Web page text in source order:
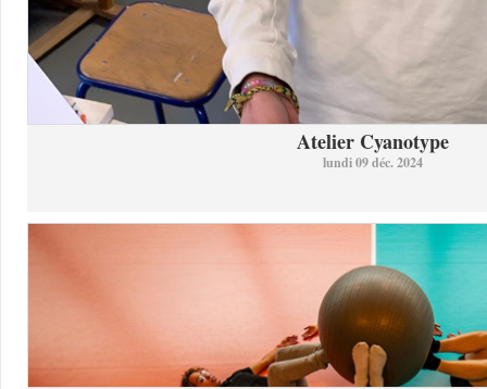
Atelier Cyanotype
lundi 09 déc. 2024